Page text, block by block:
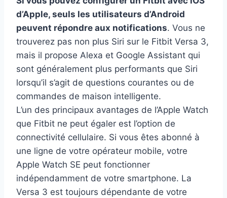
d’Apple, seuls les utilisateurs d’Android
peuvent répondre aux notifications. Vous ne
trouverez pas non plus Siri sur le Fitbit Versa 3,
mais il propose Alexa et Google Assistant qui
sont généralement plus performants que Siri
lorsqu’il s’agit de questions courantes ou de
commandes de maison intelligente.
L’un des principaux avantages de l’Apple Watch
que Fitbit ne peut égaler est l’option de
connectivité cellulaire. Si vous êtes abonné à
une ligne de votre opérateur mobile, votre
Apple Watch SE peut fonctionner
indépendamment de votre smartphone. La
Versa 3 est toujours dépendante de votre